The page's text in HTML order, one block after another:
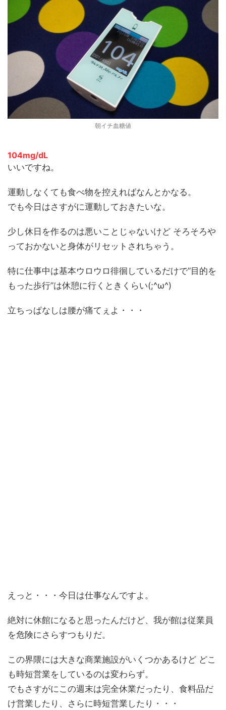
朝イチ血糖値
104mg/dL
いいですね。
運動しなくても食べ物を控えればなんとかなる。
でも今日はさすがに運動しておきたいな。
少し休日を作るのは悪いことじゃないけど そろそろや
っておかないと身体がリセットされちゃう。
特に仕事中は基本ウロウロ徘徊しているだけで”目的を
もった歩行”は休憩に行くときくらい(;^ω^)
立ちっぱなしは腰が痛てぇよ・・・
えっと・・・今日は仕事なんですよ。
絶対に休館になると思ったんだけど、我が館は従業員
を危険にさらすつもりだ。
この界隈には大きな商業施設がいくつかあるけど どこ
も時短営業をしているのは変わらず。
でもさすがにこの週末は完全休業だったり、食料品だ
け営業したり、さらに時短営業したり・・・